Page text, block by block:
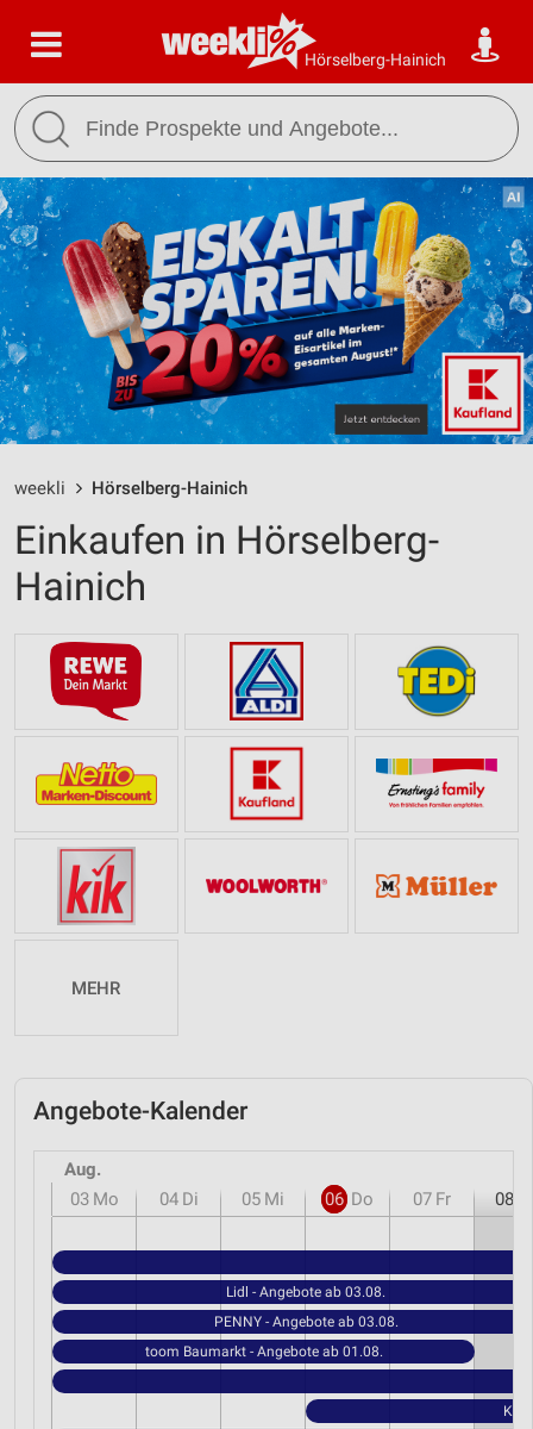
Hörselberg-Hainich
weekli Hörselberg-Hainich
Einkaufen in Hörselberg-
Hainich
MEHR
Angebote-Kalender
Aug.
03 Mo 04 Di 05 Mi 06 Do 07 Fr 08
Lidl - Angebote ab 03.08.
PENNY - Angebote ab 03.08.
toom Baumarkt - Angebote ab 01.08.